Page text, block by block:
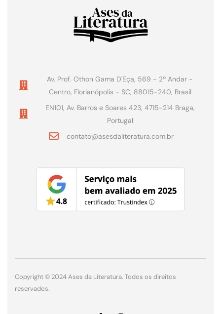
Av. Prof. Othon Gama D'Eça, 569 - 2º Andar -
Centro, Florianópolis - SC, 88015-240, Brasil
EN101, Av. Barros e Soares 423, 4715-214 Braga,
Portugal
contato@asesdaliteratura.com.br
Copyright © 2024 Ases da Literatura. Todos os direitos
reservados.